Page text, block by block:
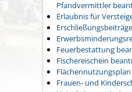
Pfandvermittler
Erlaubnis für
Feuerbestattung
Fischereischein
Frauen- und